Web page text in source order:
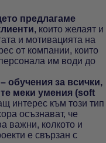
предлагаме
, които желаят и
и мотивацията на
от компании, които
им води до
обучения за всички,
меки умения (soft
интерес към този тип
осъзнават, че
важни, колкото и
е свързан с